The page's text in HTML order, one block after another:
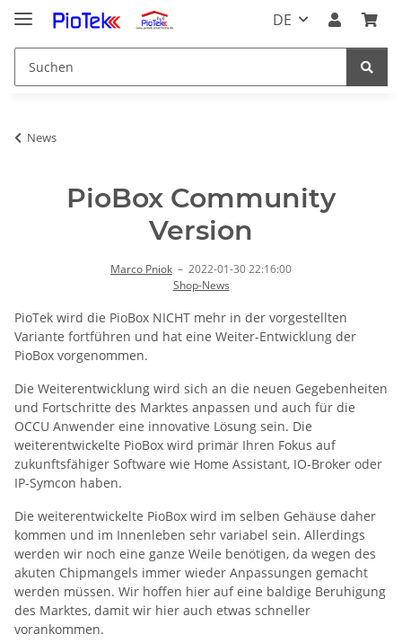
DE
News
PioBox Community
Version
Marco Pniok – 2022-01-30 22:16:00
Shop-News
PioTek wird die PioBox NICHT mehr in der vorgestellten
Variante fortführen und hat eine Weiter-Entwicklung der
PioBox vorgenommen.
Die Weiterentwicklung wird sich an die neuen Gegebenheiten
und Fortschritte des Marktes anpassen und auch für die
OCCU Anwender eine innovative Lösung sein. Die
weiterentwickelte PioBox wird primär Ihren Fokus auf
zukunftsfähiger Software wie Home Assistant, IO-Broker oder
IP-Symcon haben.
Die weiterentwickelte PioBox wird im selben Gehäuse daher
kommen und im Innenleben sehr variabel sein. Allerdings
werden wir noch eine ganze Weile benötigen, da wegen des
akuten Chipmangels immer wieder Anpassungen gemacht
werden müssen. Wir hoffen hier auf eine baldige Beruhigung
des Marktes, damit wir hier auch etwas schneller
vorankommen.